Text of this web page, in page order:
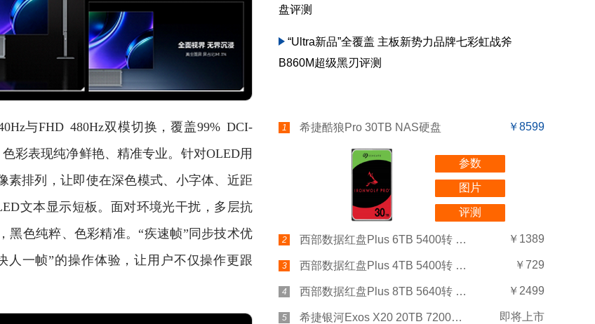
与FHD 480Hz双模切换，覆盖99% DCI-
彩表现纯净鲜艳、精准专业。针对OLED用
素排列，让即使在深色模式、小字体、近距
文本显示短板。面对环境光干扰，多层抗
黑色纯粹、色彩精准。“疾速帧”同步技术优
人一帧”的操作体验，让用户不仅操作更跟
盘评测
“Ultra新品”全覆盖 主板新势力品牌七彩虹战斧
B860M超级黑刃评测
1 希捷酷狼Pro 30TB NAS硬盘 ￥8599
参数
图片
评测
2 西部数据红盘Plus 6TB 5400转 256MB SATA3(WD60EFPX) ￥1389
3 西部数据红盘Plus 4TB 5400转 256MB SATA3(WD40EFPX) ￥729
4 西部数据红盘Plus 8TB 5640转 128MB SATA3(WD80EFZZ) ￥2499
5 希捷银河Exos X20 20TB 7200转 256MB SAS 即将上市